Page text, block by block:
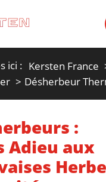
ici : Kersten France
Désherbeur
:
Adieu aux